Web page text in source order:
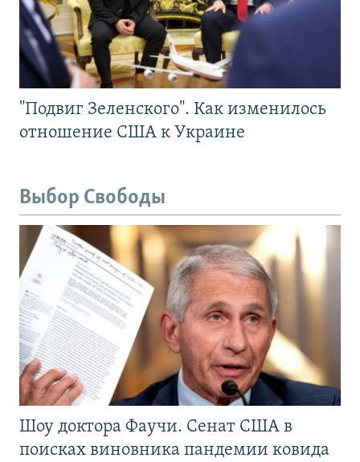
"Подвиг Зеленского". Как изменилось
отношение США к Украине
Выбор Свободы
Шоу доктора Фаучи. Сенат США в
поисках виновника пандемии ковида